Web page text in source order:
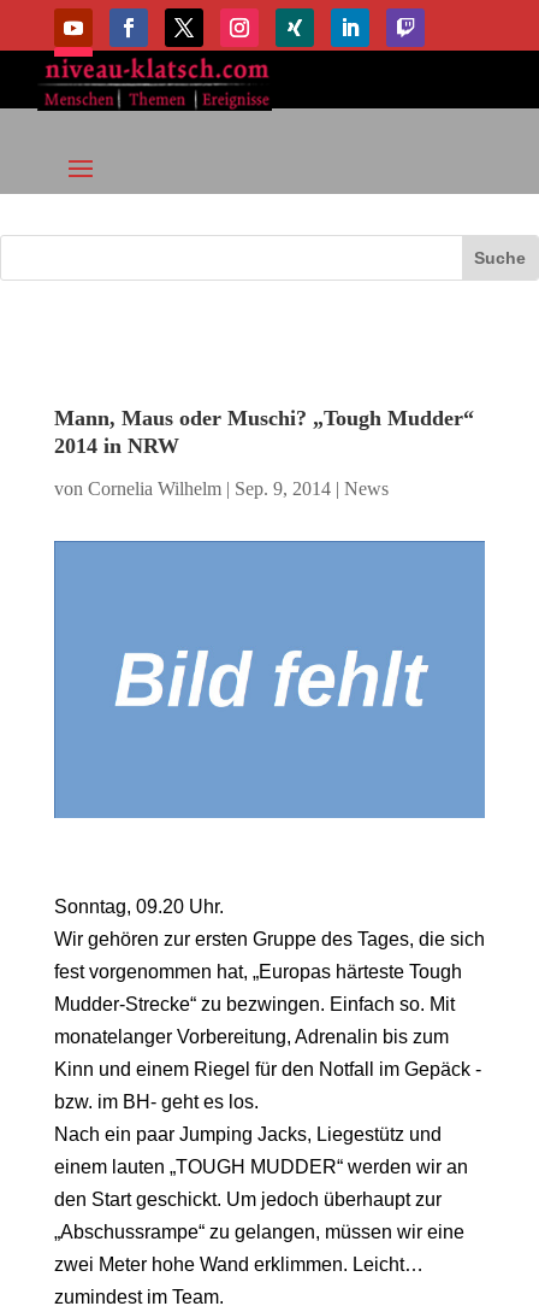
Mann, Maus oder Muschi? „Tough Mudder“
2014 in NRW
von Cornelia Wilhelm| Sep. 9, 2014| News
Sonntag, 09.20 Uhr.
Wir gehören zur ersten Gruppe des Tages, die sich
fest vorgenommen hat, „Europas härteste Tough
Mudder-Strecke“ zu bezwingen. Einfach so. Mit
monatelanger Vorbereitung, Adrenalin bis zum
Kinn und einem Riegel für den Notfall im Gepäck -
bzw. im BH- geht es los.
Nach ein paar Jumping Jacks, Liegestütz und
einem lauten „TOUGH MUDDER“ werden wir an
den Start geschickt. Um jedoch überhaupt zur
„Abschussrampe“ zu gelangen, müssen wir eine
zwei Meter hohe Wand erklimmen. Leicht…
zumindest im Team.